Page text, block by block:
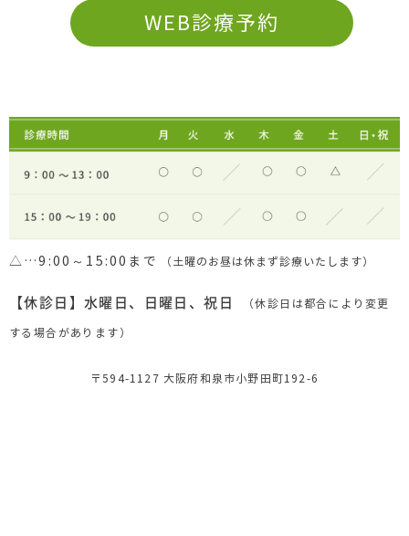
WEB診療予約
△…9:00～15:00まで （土曜のお昼は休まず診療いたします）
【休診日】水曜日、日曜日、祝日 （休診日は都合により変更
する場合があります）
〒594-1127 大阪府和泉市小野田町192-6